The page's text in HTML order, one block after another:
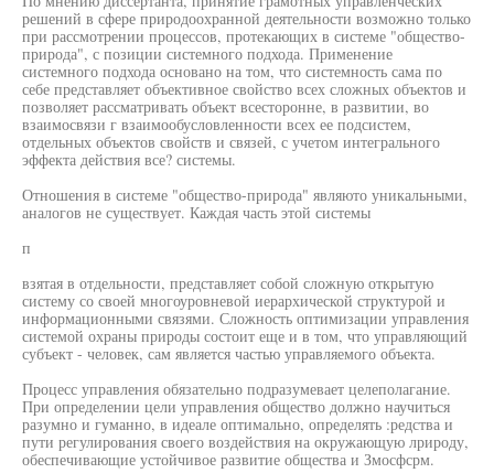
решений в сфере природоохранной деятельности возможно только
при рассмотрении процессов, протекающих в системе "общество-
природа", с позиции системного подхода. Применение
системного подхода основано на том, что системность сама по
себе представляет объективное свойство всех сложных объектов и
позволяет рассматривать объект всесторонне, в развитии, во
взаимосвязи г взаимообусловленности всех ее подсистем,
отдельных объектов свойств и связей, с учетом интегрального
эффекта действия все? системы.
Отношения в системе "общество-природа" являюто уникальными,
аналогов не существует. Каждая часть этой системы
п
взятая в отдельности, представляет собой сложную открытую
систему со своей многоуровневой иерархической структурой и
информационными связями. Сложность оптимизации управления
системой охраны природы состоит еще и в том, что управляющий
субъект - человек, сам является частью управляемого объекта.
Процесс управления обязательно подразумевает целеполагание.
При определении цели управления общество должно научиться
разумно и гуманно, в идеале оптимально, определять :редства и
пути регулирования своего воздействия на окружающую лрироду,
обеспечивающие устойчивое развитие общества и Змосфсрм.